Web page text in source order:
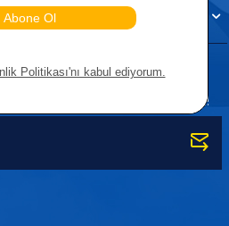
olmak için e-bültenimize abone olun!